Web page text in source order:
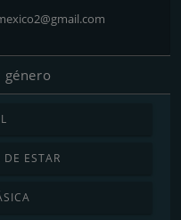
género
ESTAR